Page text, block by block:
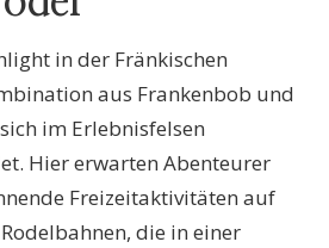
in der Fränkischen
aus Frankenbob und
im Erlebnisfelsen
Hier erwarten Abenteurer
Freizeitaktivitäten auf
die in einer